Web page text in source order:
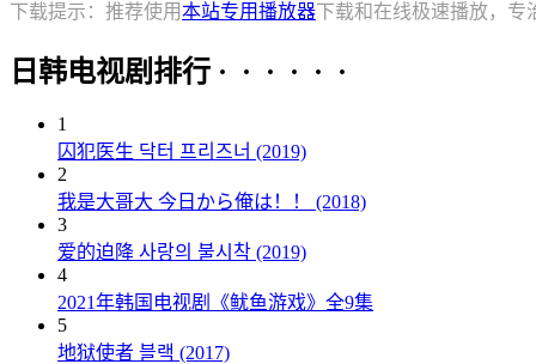
下载提示：推荐使用本站专用播放器下载和在线极速播放，专
日韩电视剧排行 · · · · · ·
1
囚犯医生 닥터 프리즈너 (2019)
2
我是大哥大 今日から俺は！！ (2018)
3
爱的迫降 사랑의 불시착 (2019)
4
2021年韩国电视剧《鱿鱼游戏》全9集
5
地狱使者 블랙 (2017)